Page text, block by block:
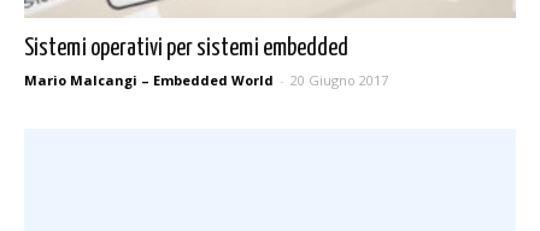
Sistemi operativi per sistemi embedded
Mario Malcangi – Embedded World - 20 Giugno 2017